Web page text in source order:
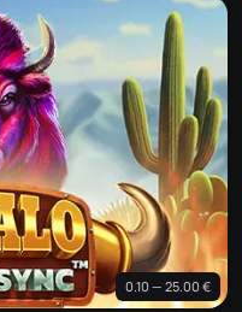
0.10 — 25.00 €